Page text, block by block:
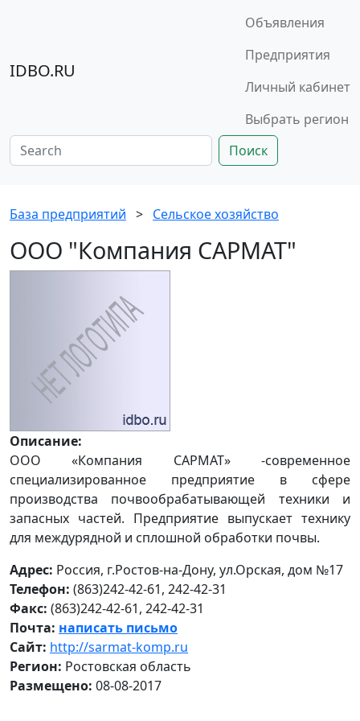
IDBO.RU
Объявления
Предприятия
Личный кабинет
Выбрать регион
Поиск
База предприятий > Сельское хозяйство
ООО "Компания САРМАТ"
Описание:
ООО «Компания САРМАТ» -современное
специализированное предприятие в сфере
производства почвообрабатывающей техники и
запасных частей. Предприятие выпускает технику
для междурядной и сплошной обработки почвы.
Адрес: Россия, г.Ростов-на-Дону, ул.Орская, дом №17
Телефон: (863)242-42-61, 242-42-31
Факс: (863)242-42-61, 242-42-31
Почта: написать письмо
Сайт: http://sarmat-komp.ru
Регион: Ростовская область
Размещено: 08-08-2017